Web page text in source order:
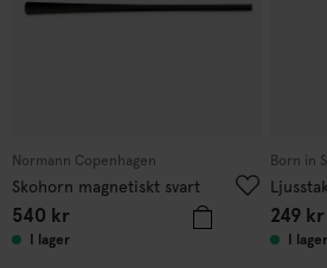
Normann Copenhagen
Skohorn magnetiskt svart
540 kr
I lager
Born in
249kr
I lager